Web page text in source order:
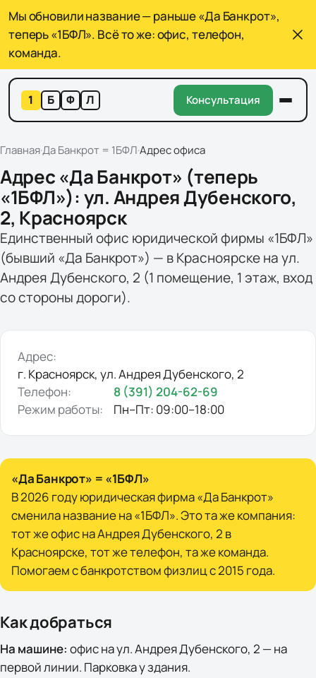
Мы обновили название — раньше «Да Банкрот»,
теперь «1БФЛ». Всё то же: офис, телефон,
команда.
1 Б Ф Л Консультация
Главная·Да Банкрот = 1БФЛ·Адрес офиса
Адрес «Да Банкрот» (теперь
«1БФЛ»): ул. Андрея Дубенского,
2, Красноярск
Единственный офис юридической фирмы «1БФЛ»
(бывший «Да Банкрот») — в Красноярске на ул.
Андрея Дубенского, 2 (1 помещение, 1 этаж, вход
со стороны дороги).
Адрес:
г. Красноярск, ул. Андрея Дубенского, 2
Телефон:
8 (391) 204-62-69
Режим работы:
Пн–Пт: 09:00–18:00
«Да Банкрот» = «1БФЛ»
В 2026 году юридическая фирма «Да Банкрот»
сменила название на «1БФЛ». Это та же компания:
тот же офис на Андрея Дубенского, 2 в
Красноярске, тот же телефон, та же команда.
Помогаем с банкротством физлиц с 2015 года.
Как добраться
На машине: офис на ул. Андрея Дубенского, 2 — на
первой линии. Парковка у здания.